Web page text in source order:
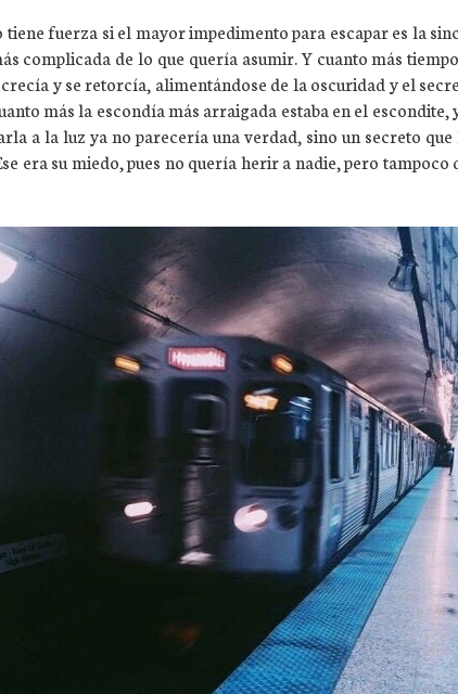
tiene fuerza si el mayor impedimento para escapar es la
complicada de lo que quería asumir. Y cuanto más
y se retorcía, alimentándose de la oscuridad y el
más la escondía más arraigada estaba en el escondite,
a la luz ya no parecería una verdad, sino un secreto
era su miedo, pues no quería herir a nadie, pero tampoco